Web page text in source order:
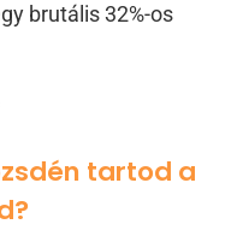
brutális 32%-os
tartod a